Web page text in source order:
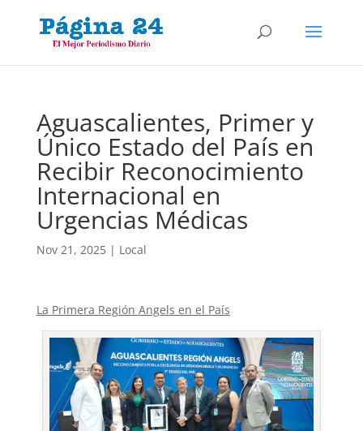
Aguascalientes, Primer y
Único Estado del País en
Recibir Reconocimiento
Internacional en
Urgencias Médicas
Nov 21, 2025| Local
La Primera Región Angels en el País